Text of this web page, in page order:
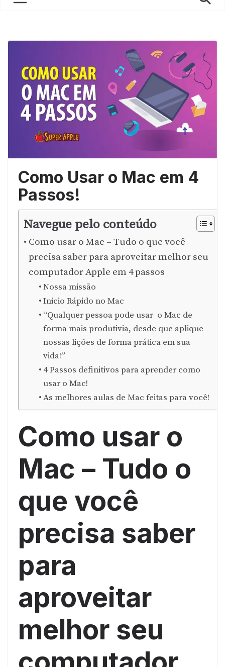
Como Usar o Mac em 4
Passos!
Navegue pelo conteúdo
Como usar o Mac – Tudo o que você
precisa saber para aproveitar melhor seu
computador Apple em 4 passos
Nossa missão
Inicio Rápido no Mac
“Qualquer pessoa pode usar o Mac de
forma mais produtivia, desde que aplique
nossas lições de forma prática em sua
vida!”
4 Passos definitivos para aprender como
usar o Mac!
As melhores aulas de Mac feitas para você!
Como usar o
Mac – Tudo o
que você
precisa saber
para
aproveitar
melhor seu